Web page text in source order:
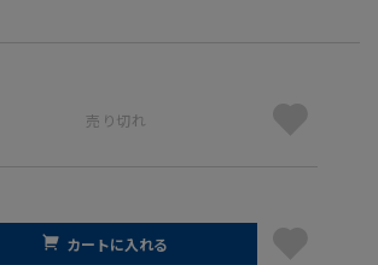
売り切れ
カートに入れる